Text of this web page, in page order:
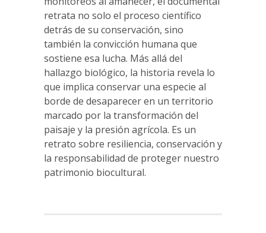
retrata no solo el proceso científico
detrás de su conservación, sino
también la convicción humana que
sostiene esa lucha. Más allá del
hallazgo biológico, la historia revela lo
que implica conservar una especie al
borde de desaparecer en un territorio
marcado por la transformación del
paisaje y la presión agrícola. Es un
retrato sobre resiliencia, conservación y
la responsabilidad de proteger nuestro
patrimonio biocultural.